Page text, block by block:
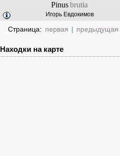
Pinusbrutia
Игорь Евдокимов
Страница: первая | предыдущая
Находки на карте